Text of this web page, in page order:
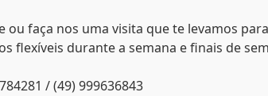
ou faça nos uma visita que te levamos
flexíveis durante a semana e finais de
/ (49) 999636843